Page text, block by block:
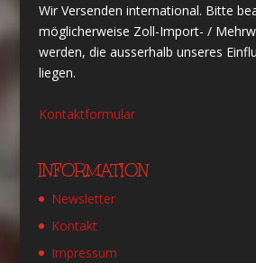
Wir Versenden international. Bitte
möglicherweise Zoll-Import- /
werden, die ausserhalb unseres
liegen.
Kontaktformular
INFORMATION
Newsletter
Kontakt
Impressum